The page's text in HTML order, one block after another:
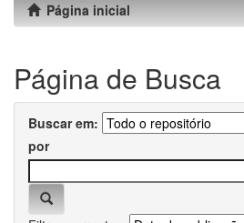
Página inicial
Página de Busca
Buscar em:
por